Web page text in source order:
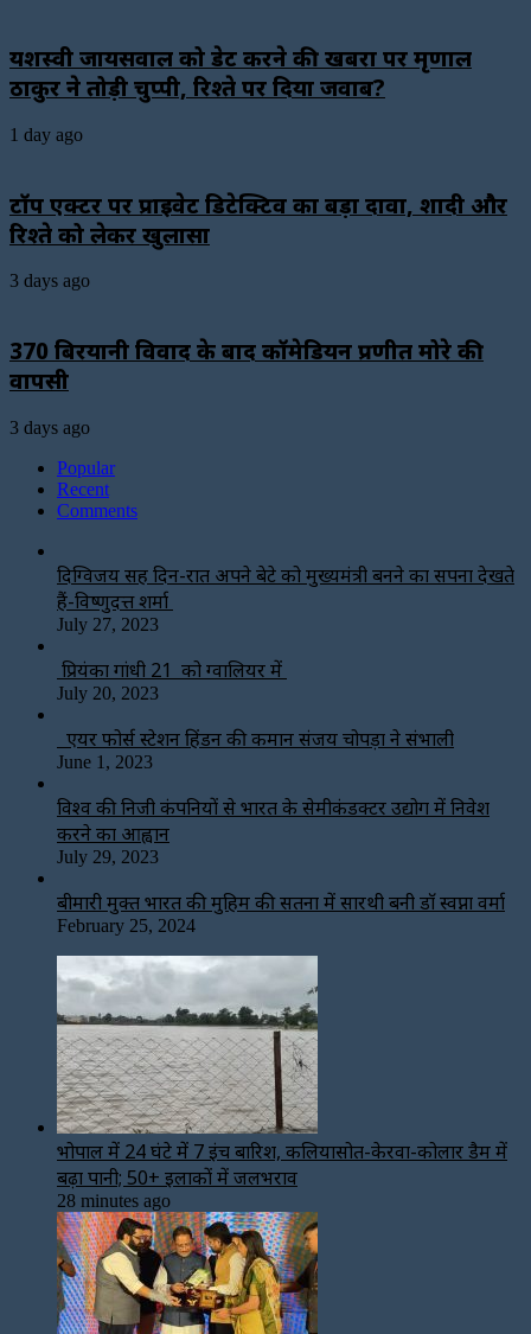
यशस्वी जायसवाल को डेट करने की खबरों पर मृणाल
ठाकुर ने तोड़ी चुप्पी, रिश्ते पर दिया जवाब?
1 day ago
टॉप एक्टर पर प्राइवेट डिटेक्टिव का बड़ा दावा, शादी और
रिश्ते को लेकर खुलासा
3 days ago
₹370 बिरयानी विवाद के बाद कॉमेडियन प्रणीत मोरे की
वापसी
3 days ago
Popular
Recent
Comments
दिग्विजय सिंह दिन-रात अपने बेटे को मुख्यमंत्री बनने का सपना देखते
हैं-विष्णुदत्त शर्मा
July 27, 2023
प्रियंका गांधी 21 को ग्वालियर में
July 20, 2023
एयर फोर्स स्टेशन हिंडन की कमान संजय चोपड़ा ने संभाली
June 1, 2023
विश्‍व की निजी कंपनियों से भारत के सेमीकंडक्टर उद्योग में निवेश
करने का आह्वान
July 29, 2023
बीमारी मुक्त भारत की मुहिम की सतना में सारथी बनी डाॅ स्वप्ना वर्मा
February 25, 2024
भोपाल में 24 घंटे में 7 इंच बारिश, कलियासोत-केरवा-कोलार डैम में
बढ़ा पानी; 50+ इलाकों में जलभराव
28 minutes ago